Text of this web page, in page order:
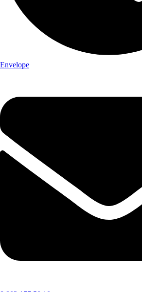
Envelope